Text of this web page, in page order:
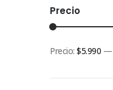
Precio
mínimo
máximo
Precio:$5.990 —